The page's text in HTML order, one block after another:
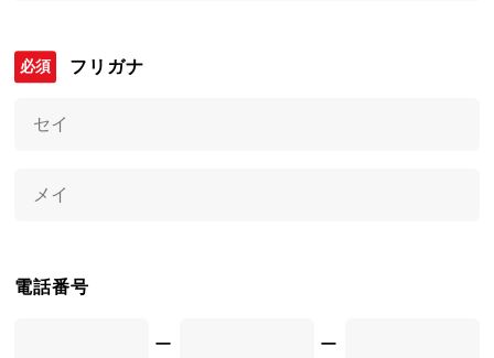
フリガナ
電話番号
ー ー